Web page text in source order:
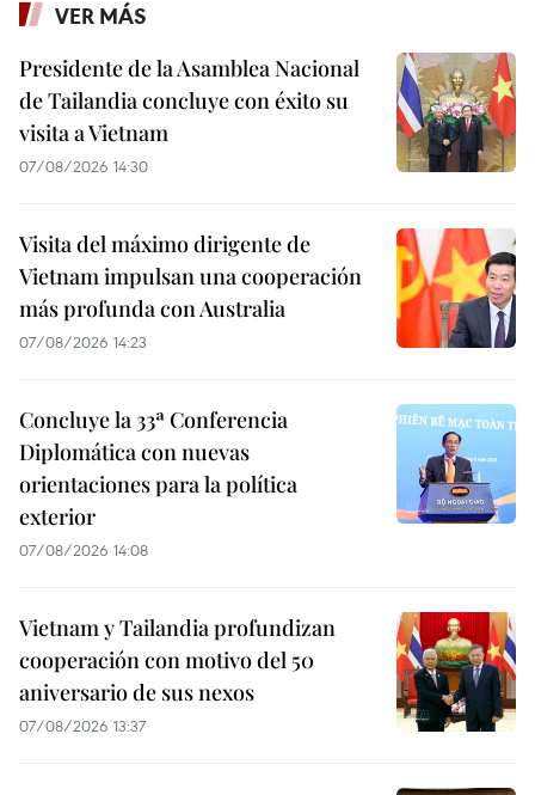
VER MÁS
Presidente de la Asamblea Nacional
de Tailandia concluye con éxito su
visita a Vietnam
07/08/2026 14:30
Visita del máximo dirigente de
Vietnam impulsan una cooperación
más profunda con Australia
07/08/2026 14:23
Concluye la 33ª Conferencia
Diplomática con nuevas
orientaciones para la política
exterior
07/08/2026 14:08
Vietnam y Tailandia profundizan
cooperación con motivo del 50
aniversario de sus nexos
07/08/2026 13:37